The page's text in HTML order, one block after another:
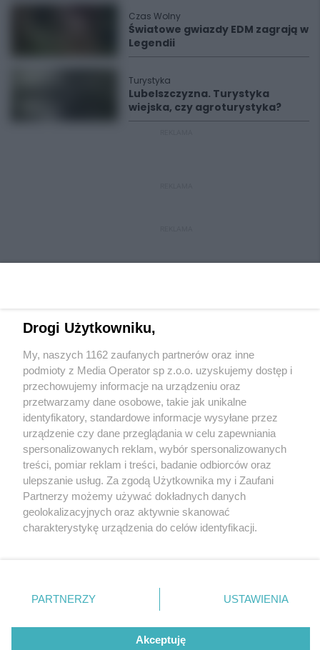
Czas Wolny
Światowe gwiazdy EDM zagrają w
Legendii
Turystyka
Lubelszczyzna. Turystyka
wiejska, czy agroturystyka?
Wydawca mediówlokalnych
Nie zapomnij
zapoznać się z:
polityką prywatności
Twojemiasto
Piekary Śląskie
Chorzów
Tarnowskie Góry
Gliwice
Skontakuj sięz nami
Kontakt
Redakcja
Newsletter
Drogi Użytkowniku,
My, naszych 1162 zaufanych partnerów oraz inne
podmioty z Media Operator sp z.o.o. uzyskujemy dostęp i
przechowujemy informacje na urządzeniu oraz
przetwarzamy dane osobowe, takie jak unikalne
identyfikatory, standardowe informacje wysyłane przez
urządzenie czy dane przeglądania w celu zapewniania
spersonalizowanych reklam, wybór spersonalizowanych
treści, pomiar reklam i treści, badanie odbiorców oraz
ulepszanie usług. Za zgodą Użytkownika my i Zaufani
Partnerzy możemy używać dokładnych danych
geolokalizacyjnych oraz aktywnie skanować
charakterystykę urządzenia do celów identyfikacji.
zmienić/wycofać klikając przycisk ustawień prywatności
znajdujący się w lewym dolnym rogu strony
rodzaje przetwarzania danych nie wymagają zgody
użytkownika, ale masz prawo sprzeciwić się takiemu
PARTNERZY USTAWIENIA
Akceptuję